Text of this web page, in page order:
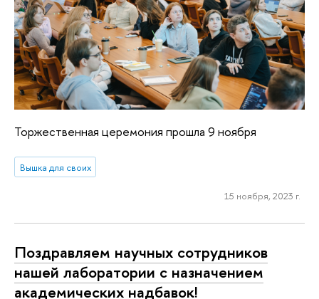
Торжественная церемония прошла 9 ноября
Вышка для своих
15 ноября, 2023 г.
Поздравляем научных сотрудников
нашей лаборатории с назначением
академических надбавок!